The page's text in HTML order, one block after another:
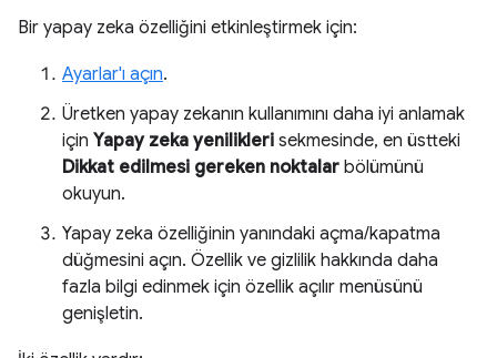
Bir yapay zeka özelliğini etkinleştirmek için:
Ayarlar'ı açın.
Üretken yapay zekanın kullanımını daha iyi anlamak
için Yapay zeka yenilikleri sekmesinde, en üstteki
Dikkat edilmesi gereken noktalar bölümünü
okuyun.
Yapay zeka özelliğinin yanındaki açma/kapatma
düğmesini açın. Özellik ve gizlilik hakkında daha
fazla bilgi edinmek için özellik açılır menüsünü
genişletin.